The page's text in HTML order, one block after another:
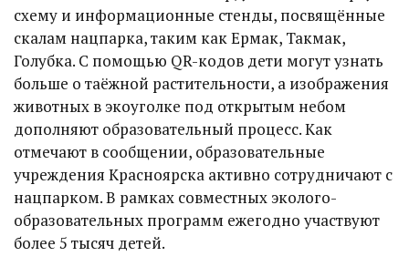
схему и информационные стенды, посвящённые
скалам нацпарка, таким как Ермак, Такмак,
Голубка. С помощью QR-кодов дети могут узнать
больше о таёжной растительности, а изображения
животных в экоуголке под открытым небом
дополняют образовательный процесс. Как
отмечают в сообщении, образовательные
учреждения Красноярска активно сотрудничают с
нацпарком. В рамках совместных эколого-
образовательных программ ежегодно участвуют
более 5 ​тысяч детей.